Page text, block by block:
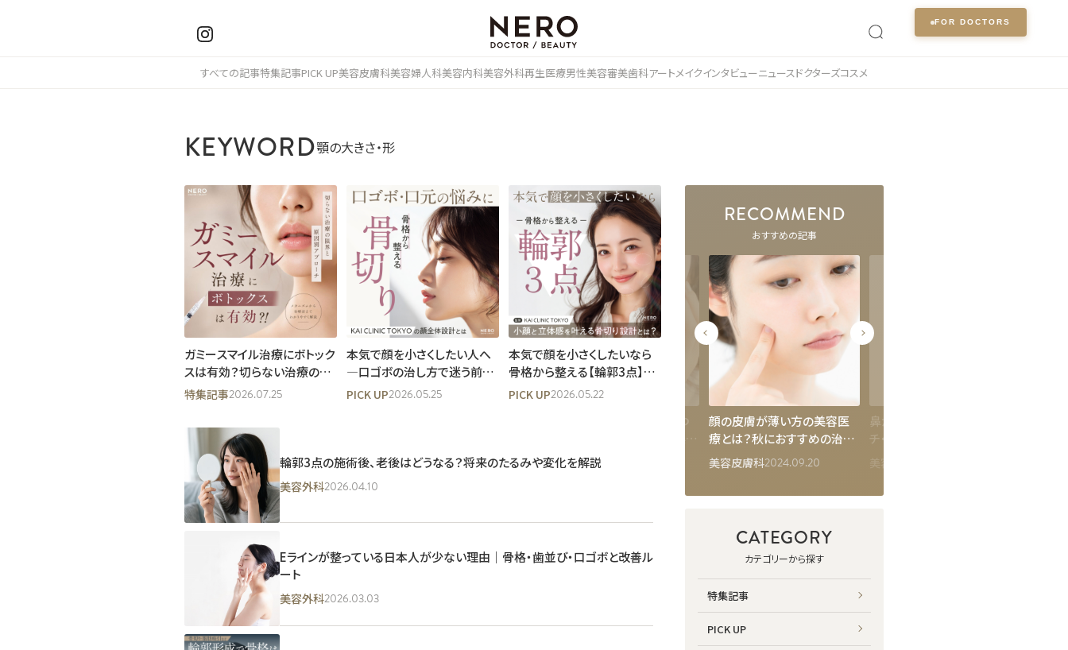
FOR DOCTORS
すべての記事特集記事PICK UP美容皮膚科美容婦人科美容内科美容外科再生医療男性美容審美歯科アートメイクインタビューニュースドクターズコスメ
KEYWORD顎の大きさ・形
ガミースマイル治療にボトック
スは有効？切らない治療の限
界と原因別アプローチ
特集記事2026.07.25
本気で顔を小さくしたい人へ
―口ゴボの治し方で迷う前に
知っておきたい、骨格から整え
PICK UP2026.05.25
本気で顔を小さくしたいなら
骨格から整える【輪郭3点】で
ここまで変わる！小顔と立体
PICK UP2026.05.22
輪郭3点の施術後、老後はどうなる？将来のたるみや変化を解説
美容外科2026.04.10
Eラインが整っている日本人が少ない理由｜骨格・歯並び・口ゴボと改善ル
ート
美容外科2026.03.03
RECOMMEND
おすすめの記事
かも？！よくある症例と対処方
の切らないたるみ治療がなぜ
今人気なの？
美容皮膚科2024.08.08 美容皮膚科2025.06.11
40代でほうれい線が目立つ
理由｜ない人との違いと美容
医療での対策
美容皮膚科
顔の皮膚が薄い方の美容医
療とは？秋におすすめの治療
6選
美容皮膚科2024.09.20
鼻が高い基準とは？何セン
チ・どこから高い？男女差と整
え方を美容医療の視点で解
説
美容外科
CATEGORY
カテゴリーから探す
特集記事
PICK UP